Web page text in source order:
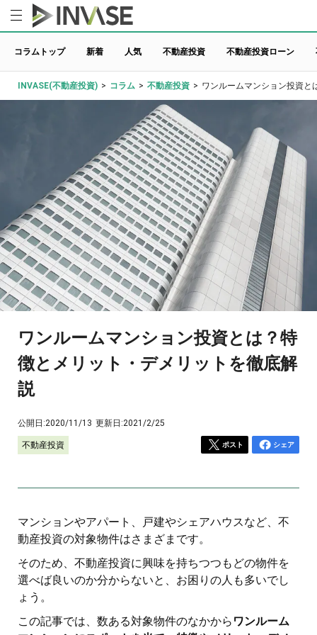
コラムトップ 新着 人気 不動産投資 不動産投資ローン
INVASE(不動産投資) > コラム > 不動産投資 > ワンルームマンション投資と
ワンルームマンション投資とは？特
徴とメリット・デメリットを徹底解
説
公開日:2020/11/13 更新日:2021/2/25
不動産投資 ポスト シェア
マンションやアパート、戸建やシェアハウスなど、不
動産投資の対象物件はさまざまです。
そのため、不動産投資に興味を持ちつつもどの物件を
選べば良いのか分からないと、お困りの人も多いでし
ょう。
この記事では、数ある対象物件のなかから ワンルーム